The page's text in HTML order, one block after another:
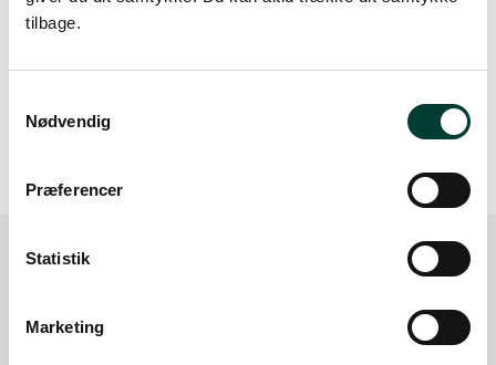
tilbage.
Nødvendig
Præferencer
Statistik
Marketing